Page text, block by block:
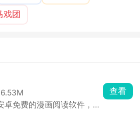
戏团
卓免费的漫画阅读软件，国
查看